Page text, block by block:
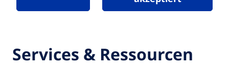
Services & Ressourcen